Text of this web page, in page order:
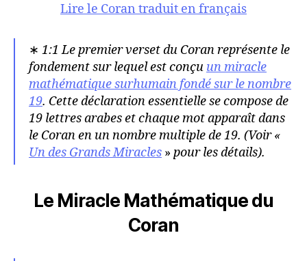
Lire le Coran traduit en français
∗ 1:1 Le premier verset du Coran représente le
fondement sur lequel est conçu un miracle
mathématique surhumain fondé sur le nombre
19. Cette déclaration essentielle se compose de
19 lettres arabes et chaque mot apparaît dans
le Coran en un nombre multiple de 19. (Voir «
Un des Grands Miracles » pour les détails).
Le Miracle Mathématique du
Coran